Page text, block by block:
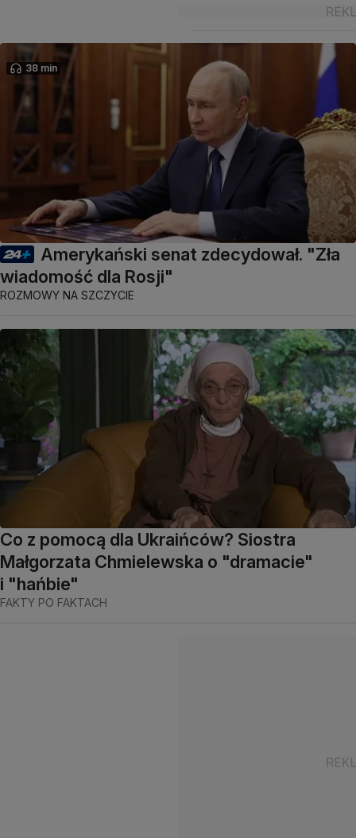
38 min
Amerykański senat zdecydował. "Zła
wiadomość dla Rosji"
ROZMOWY NA SZCZYCIE
Co z pomocą dla Ukraińców? Siostra
Małgorzata Chmielewska o "dramacie"
i "hańbie"
FAKTY PO FAKTACH